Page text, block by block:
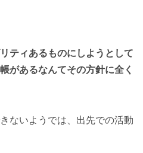
ティあるものにしようとして
があるなんてその方針に全く
ないようでは、出先での活動